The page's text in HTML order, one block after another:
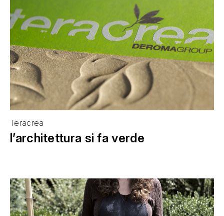
Teracrea
l’architettura si fa verde